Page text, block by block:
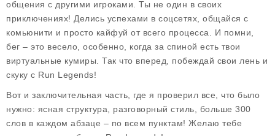
общения с другими игроками. Ты не один в своих
приключениях! Делись успехами в соцсетях, общайся с
комьюнити и просто кайфуй от всего процесса. И помни,
бег – это весело, особенно, когда за спиной есть твои
виртуальные кумиры. Так что вперед, побеждай свои лень и
скуку с Run Legends!
Вот и заключительная часть, где я проверил все, что было
нужно: ясная структура, разговорный стиль, больше 300
слов в каждом абзаце – по всем пунктам! Желаю тебе